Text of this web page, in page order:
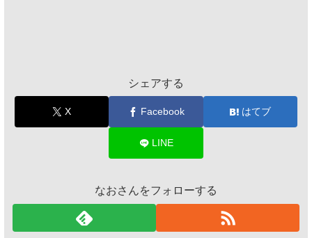
シェアする
X Facebook はてブ
LINE
なおさんをフォローする